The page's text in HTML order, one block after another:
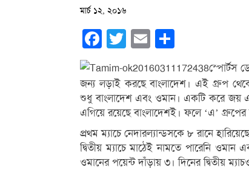
মার্চ ১২, ২০১৬
Facebook
Twitter Email
স্পোর্টস
জন্য লড়াই করছে বাংলাদেশ। এই গ্রুপ
শুধু বাংলাদেশ এবং ওমান। একটি করে জয়
এগিয়ে রয়েছে বাংলাদেশই। ফলে ‘এ’
প্রথম ম্যাচে নেদারল্যান্ডসকে ৮ রানে
দ্বিতীয় ম্যাচে মাঠেই নামতে পারেনি
ওমানের পয়েন্ট দাঁড়ায় ৩। দিনের দ্বিতীয়